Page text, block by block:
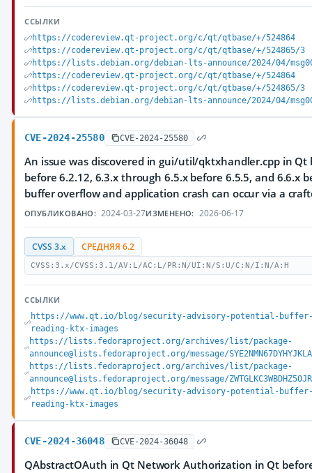
ССЫЛКИ
https://codereview.qt-project.org/c/qt/qtbase/+/524864
https://codereview.qt-project.org/c/qt/qtbase/+/524865/3
https://lists.debian.org/debian-lts-announce/2024/04/
https://codereview.qt-project.org/c/qt/qtbase/+/524864
https://codereview.qt-project.org/c/qt/qtbase/+/524865/3
https://lists.debian.org/debian-lts-announce/2024/04/
CVE-2024-25580 CVE-2024-25580
An issue was discovered in gui/util/qktxhandler.cpp in Qt
before 6.2.12, 6.3.x through 6.5.x before 6.5.5, and 6.6.x
buffer overflow and application crash can occur via a
ОПУБЛИКОВАНО: 2024-03-27ИЗМЕНЕНО: 2026-06-17
CVSS 3.x СРЕДНЯЯ 6.2
CVSS:3.x/CVSS:3.1/AV:L/AC:L/PR:N/UI:N/S:U/C:N/I:N/A:H
ССЫЛКИ
https://www.qt.io/blog/security-advisory-potential-buffer-
reading-ktx-images
https://lists.fedoraproject.org/archives/list/package-
announce@lists.fedoraproject.org/message/
https://lists.fedoraproject.org/archives/list/package-
announce@lists.fedoraproject.org/message/
https://www.qt.io/blog/security-advisory-potential-buffer-
reading-ktx-images
CVE-2024-36048 CVE-2024-36048
QAbstractOAuth in Qt Network Authorization in Qt